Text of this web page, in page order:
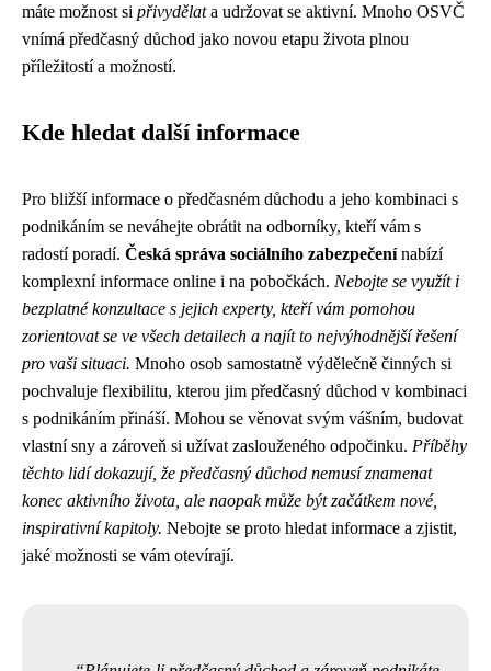
máte možnost si přivydělata udržovat se aktivní. Mnoho OSVČ
vnímá předčasný důchod jako novou etapu života plnou
příležitostí a možností.
Kde hledat další informace
Pro bližší informace o předčasném důchodu a jeho kombinaci s
podnikáním se neváhejte obrátit na odborníky, kteří vám s
radostí poradí. Česká správa sociálního zabezpečenínabízí
komplexní informace online i na pobočkách. Nebojte se využít i
bezplatné konzultace s jejich experty, kteří vám pomohou
zorientovat se ve všech detailech a najít to nejvýhodnější řešení
pro vaši situaci. Mnoho osob samostatně výdělečně činných si
pochvaluje flexibilitu, kterou jim předčasný důchod v kombinaci
s podnikáním přináší. Mohou se věnovat svým vášním, budovat
vlastní sny a zároveň si užívat zaslouženého odpočinku. Příběhy
těchto lidí dokazují, že předčasný důchod nemusí znamenat
konec aktivního života, ale naopak může být začátkem nové,
inspirativní kapitoly. Nebojte se proto hledat informace a zjistit,
jaké možnosti se vám otevírají.